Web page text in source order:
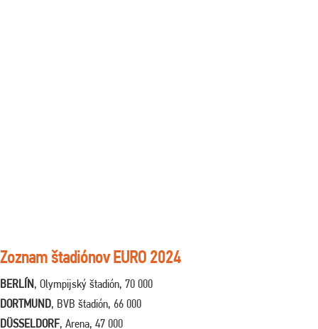
Zoznam štadiónov EURO 2024
BERLÍN, Olympijský štadión, 70 000
DORTMUND, BVB štadión, 66 000
DÜSSELDORF, Arena, 47 000